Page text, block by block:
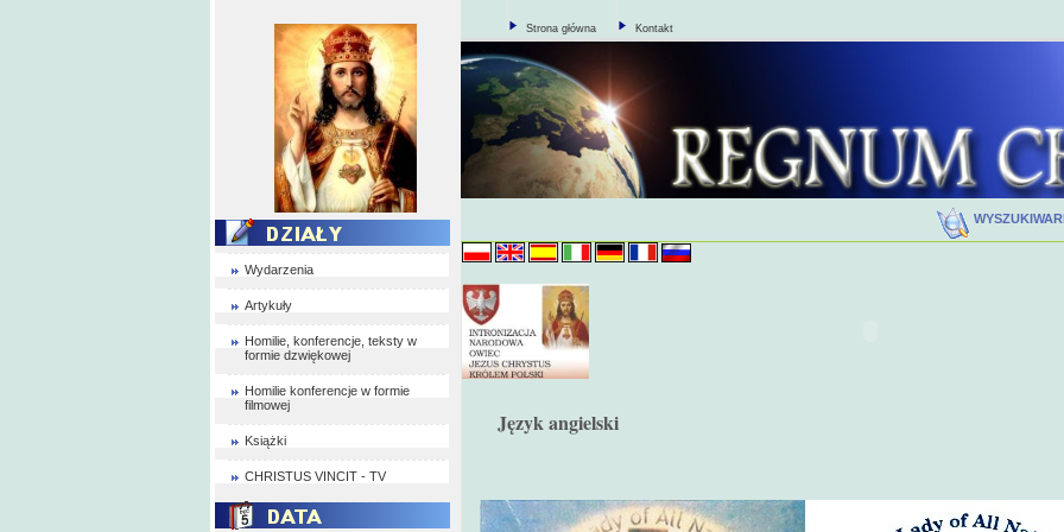
Wydarzenia
Artykuły
Homilie, konferencje, teksty w
formie dzwiękowej
Homilie konferencje w formie
filmowej
Książki
CHRISTUS VINCIT - TV
Strona główna Kontakt
Język angielski